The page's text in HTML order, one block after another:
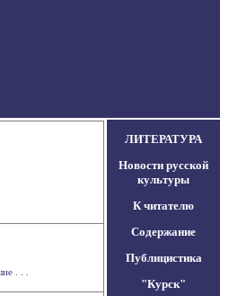
. . .
ЛИТЕРАТУРА
Новости русской
культуры
К читателю
Содержание
Публицистика
"Курск"